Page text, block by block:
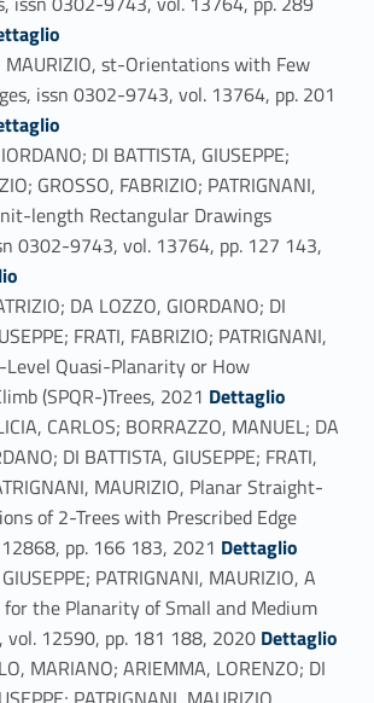
75
MAURIZIO, st-Orientations with Few
issn 0302-9743, vol. 13764, pp. 201
76
DI BATTISTA, GIUSEPPE;
GROSSO, FABRIZIO; PATRIGNANI,
length Rectangular Drawings
0302-9743, vol. 13764, pp. 127 143,
DA LOZZO, GIORDANO; DI
FRATI, FABRIZIO; PATRIGNANI,
Level Quasi-Planarity or How
(SPQR-)Trees, 2021 Link identifier #identifier_person_166829-78
Dettaglio
CARLOS; BORRAZZO, MANUEL; DA
DI BATTISTA, GIUSEPPE; FRATI,
MAURIZIO, Planar Straight-
of 2-Trees with Prescribed Edge
pp. 166 183, 2021 Link identifier #identifier_person_184766-79
Dettaglio
PATRIGNANI, MAURIZIO, A
the Planarity of Small and Medium
vol. 12590, pp. 181 188, 2020 Link identifier #identifier_person_185930-80
Dettaglio
MARIANO; ARIEMMA, LORENZO; DI